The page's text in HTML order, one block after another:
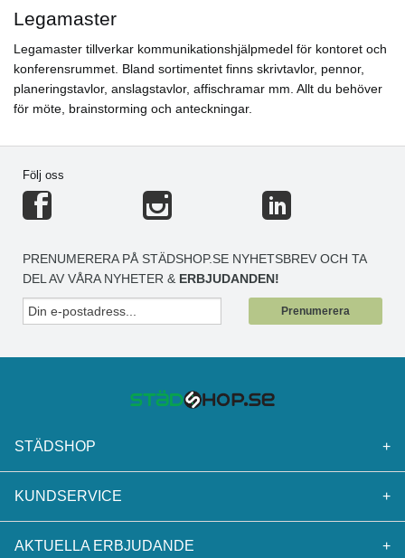
Legamaster
Legamaster tillverkar kommunikationshjälpmedel för kontoret och
konferensrummet. Bland sortimentet finns skrivtavlor, pennor,
planeringstavlor, anslagstavlor, affischramar mm. Allt du behöver
för möte, brainstorming och anteckningar.
Följ oss
PRENUMERERA PÅ STÄDSHOP.SE NYHETSBREV OCH TA
DEL AV VÅRA NYHETER & ERBJUDANDEN!
Prenumerera
STÄDSHOP +
KUNDSERVICE +
AKTUELLA ERBJUDANDE +